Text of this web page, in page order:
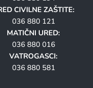
CIVILNE ZAŠTITE:
036 880 121
MATIČNI URED:
036 880 016
VATROGASCI:
036 880 581